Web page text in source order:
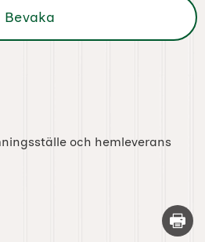
Bevaka
och hemleverans
Skriv